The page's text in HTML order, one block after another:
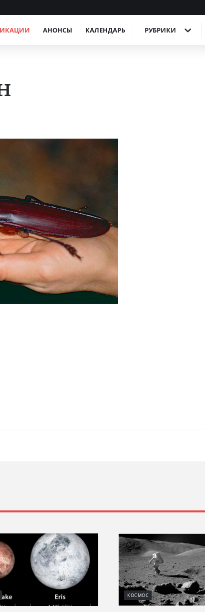
АНОНСЫ КАЛЕНДАРЬ РУБРИКИ
КОСМОС